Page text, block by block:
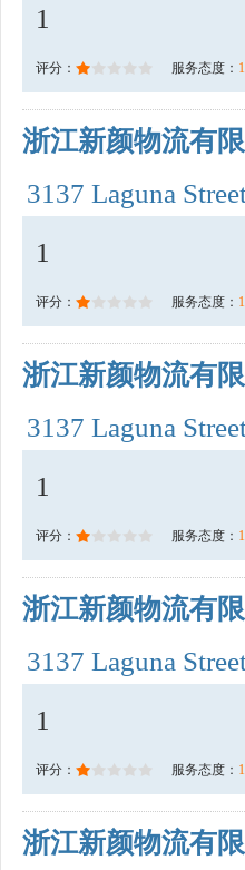
1
评分： 服务态度： 1
浙江新颜物流有
3137 Laguna
1
评分： 服务态度： 1
浙江新颜物流有
3137 Laguna
1
评分： 服务态度： 1
浙江新颜物流有
3137 Laguna
1
评分： 服务态度： 1
浙江新颜物流有